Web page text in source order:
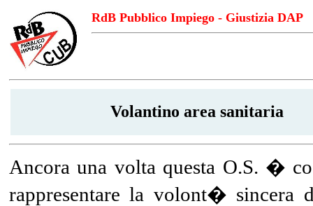
RdB Pubblico Impiego - Giustizia DAP
Volantino area sanitaria
Ancora una volta questa O.S. �
rappresentare la volont� sincera